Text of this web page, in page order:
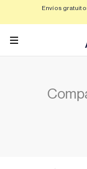
contenido
Envíos